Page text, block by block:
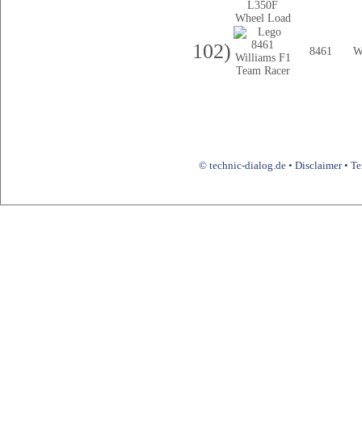
102) 8461
© technic-dialog.de • Disclaimer•